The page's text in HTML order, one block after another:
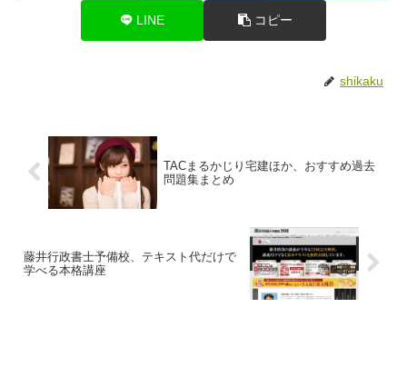
LINE コピー
shikaku
TACまるかじり宅建ほか、おすすめ過去
問題集まとめ
藤井行政書士予備校、テキスト代だけで
学べる本格講座